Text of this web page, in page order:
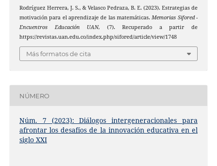
Rodríguez Herrera, J. S., & Velasco Pedraza, B. E. (2023). Estrategias de
motivación para el aprendizaje de las matemáticas.Memorias Sifored -
Encuentros Educación UAN, (7). Recuperado a partir de
https://revistas.uan.edu.co/index.php/sifored/article/view/1748
Más formatos de cita
NÚMERO
Núm. 7 (2023): Diálogos intergeneracionales para
afrontar los desafíos de la innovación educativa en el
siglo XXI